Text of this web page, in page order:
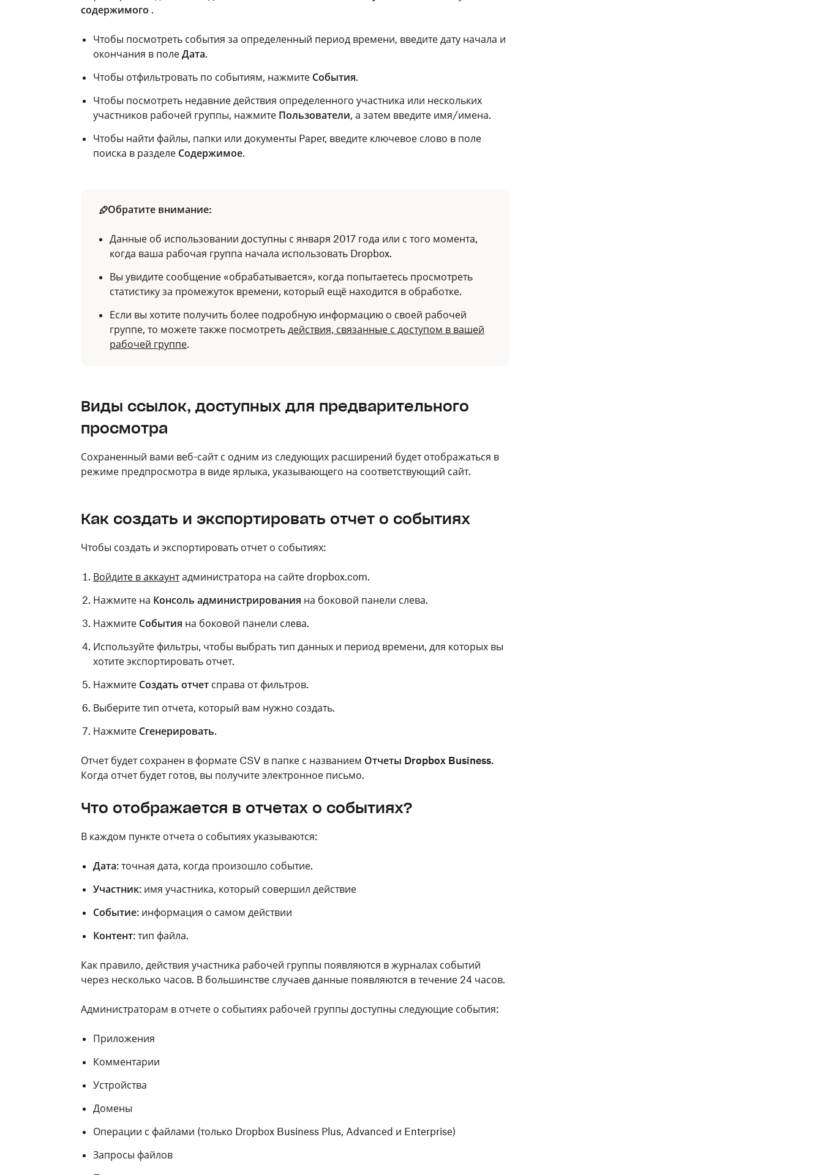
Нажмите на
Консоль администрирования
на боковой панели слева.
Перейдите на вкладкуБезопасность
Нажмите фильтрСобытия.
содержимого .
Чтобы посмотреть события за определенный период времени, введите дату начала и
окончания в поле Дата.
Чтобы отфильтровать по событиям, нажмите События.
Чтобы посмотреть недавние действия определенного участника или нескольких
участников рабочей группы, нажмите Пользователи, а затем введите имя/имена.
Чтобы найти файлы, папки или документы Paper, введите ключевое слово в поле
поиска в разделе Содержимое.
Обратите внимание:
Данные об использовании доступны с января 2017 года или с того момента,
когда ваша рабочая группа начала использовать Dropbox.
Вы увидите сообщение «обрабатывается», когда попытаетесь просмотреть
статистику за промежуток времени, который ещё находится в обработке.
Если вы хотите получить более подробную информацию о своей рабочей
группе, то можете также посмотреть действия, связанные с доступом в вашей
рабочей группе.
Виды ссылок, доступных для предварительного
просмотра
Сохраненный вами веб-сайт с одним из следующих расширений будет отображаться в
режиме предпросмотра в виде ярлыка, указывающего на соответствующий сайт.
Как создать и экспортировать отчет о событиях
Чтобы создать и экспортировать отчет о событиях:
Войдите в аккаунтадминистратора на сайте dropbox.com.
Нажмите на Консоль администрирования на боковой панели слева.
Нажмите События на боковой панели слева.
Используйте фильтры, чтобы выбрать тип данных и период времени, для которых вы
хотите экспортировать отчет.
Нажмите Создать отчет справа от фильтров.
Выберите тип отчета, который вам нужно создать.
Нажмите Сгенерировать.
Отчет будет сохранен в формате CSV в папке с названием Отчеты Dropbox Business.
Когда отчет будет готов, вы получите электронное письмо.
Что отображается в отчетах о событиях?
В каждом пункте отчета о событиях указываются:
Дата: точная дата, когда произошло событие.
Участник: имя участника, который совершил действие
Событие: информация о самом действии
Контент: тип файла.
Как правило, действия участника рабочей группы появляются в журналах событий
через несколько часов. В большинстве случаев данные появляются в течение 24 часов.
Администраторам в отчете о событиях рабочей группы доступны следующие события:
Приложения
Комментарии
Устройства
Домены
Операции с файлами (только Dropbox Business Plus, Advanced и Enterprise)
Запросы файлов